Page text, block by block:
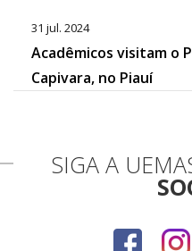
31 jul. 2024
Acadêmicos visitam o
Capivara, no Piauí
SIGA A